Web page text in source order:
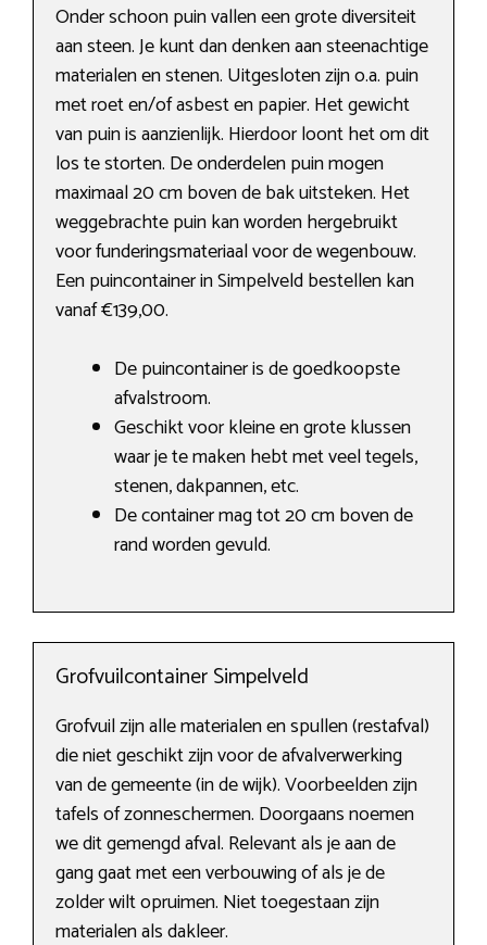
Onder schoon puin vallen een grote diversiteit
aan steen. Je kunt dan denken aan steenachtige
materialen en stenen. Uitgesloten zijn o.a. puin
met roet en/of asbest en papier. Het gewicht
van puin is aanzienlijk. Hierdoor loont het om dit
los te storten. De onderdelen puin mogen
maximaal 20 cm boven de bak uitsteken. Het
weggebrachte puin kan worden hergebruikt
voor funderingsmateriaal voor de wegenbouw.
Een puincontainer in Simpelveld bestellen kan
vanaf €139,00.
De puincontainer is de goedkoopste
afvalstroom.
Geschikt voor kleine en grote klussen
waar je te maken hebt met veel tegels,
stenen, dakpannen, etc.
De container mag tot 20 cm boven de
rand worden gevuld.
Grofvuilcontainer Simpelveld
Grofvuil zijn alle materialen en spullen (restafval)
die niet geschikt zijn voor de afvalverwerking
van de gemeente (in de wijk). Voorbeelden zijn
tafels of zonneschermen. Doorgaans noemen
we dit gemengd afval. Relevant als je aan de
gang gaat met een verbouwing of als je de
zolder wilt opruimen. Niet toegestaan zijn
materialen als dakleer.